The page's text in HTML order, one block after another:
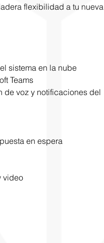
flexibilidad a tu nueva
sistema en la nube
Teams
de voz y notificaciones del
en espera
video